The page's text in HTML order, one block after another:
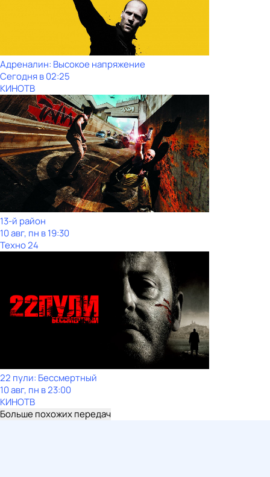
Адреналин: Высокое напряжение
Сегодня в 02:25
КИНОТВ
13-й район
10 авг, пн в 19:30
Техно 24
22 пули: Бессмертный
10 авг, пн в 23:00
КИНОТВ
Больше похожих передач